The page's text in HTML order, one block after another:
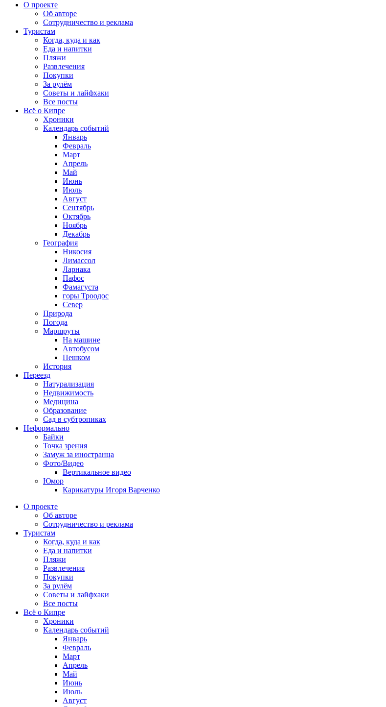
О проекте
Об авторе
Сотрудничество и реклама
Туристам
Когда, куда и как
Еда и напитки
Пляжи
Развлечения
Покупки
За рулём
Советы и лайфхаки
Все посты
Всё о Кипре
Хроники
Календарь событий
Январь
Февраль
Март
Апрель
Май
Июнь
Июль
Август
Сентябрь
Октябрь
Ноябрь
Декабрь
География
Никосия
Лимассол
Ларнака
Пафос
Фамагуста
горы Троодос
Север
Природа
Погода
Маршруты
На машине
Автобусом
Пешком
История
Переезд
Натурализация
Недвижимость
Медицина
Образование
Сад в субтропиках
Неформально
Байки
Точка зрения
Замуж за иностранца
Фото/Видео
Вертикальное видео
Юмор
Карикатуры Игоря Варченко
О проекте
Об авторе
Сотрудничество и реклама
Туристам
Когда, куда и как
Еда и напитки
Пляжи
Развлечения
Покупки
За рулём
Советы и лайфхаки
Все посты
Всё о Кипре
Хроники
Календарь событий
Январь
Февраль
Март
Апрель
Май
Июнь
Июль
Август